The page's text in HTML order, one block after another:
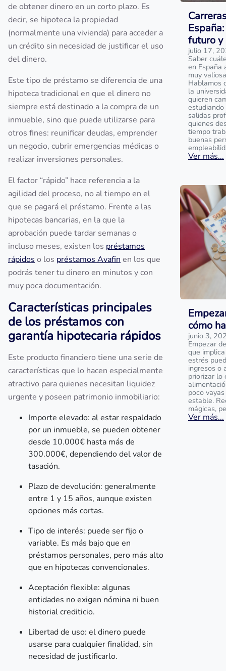
de obtener dinero en un corto plazo. Es
decir, se hipoteca la propiedad
(normalmente una vivienda) para acceder a
un crédito sin necesidad de justificar el uso
del dinero.
Este tipo de préstamo se diferencia de una
hipoteca tradicional en que el dinero no
siempre está destinado a la compra de un
inmueble, sino que puede utilizarse para
otros fines: reunificar deudas, emprender
un negocio, cubrir emergencias médicas o
realizar inversiones personales.
El factor “rápido” hace referencia a la
agilidad del proceso, no al tiempo en el
que se pagará el préstamo. Frente a las
hipotecas bancarias, en la que la
aprobación puede tardar semanas o
incluso meses, existen los préstamos
rápidos o los préstamos Avafin en los que
podrás tener tu dinero en minutos y con
muy poca documentación.
Características principales
de los préstamos con
garantía hipotecaria rápidos
Este producto financiero tiene una serie de
características que lo hacen especialmente
atractivo para quienes necesitan liquidez
urgente y poseen patrimonio inmobiliario:
Importe elevado: al estar respaldado
por un inmueble, se pueden obtener
desde 10.000€ hasta más de
300.000€, dependiendo del valor de
tasación.
Plazo de devolución: generalmente
entre 1 y 15 años, aunque existen
opciones más cortas.
Tipo de interés: puede ser fijo o
variable. Es más bajo que en
préstamos personales, pero más alto
que en hipotecas convencionales.
Aceptación flexible: algunas
entidades no exigen nómina ni buen
historial crediticio.
Libertad de uso: el dinero puede
usarse para cualquier finalidad, sin
necesidad de justificarlo.
futuro
julio 17,
Saber
en España
muy
Hablamos
la
quieren
salidas
quienes
tiempo
buenas
Ver más...
cómo
junio 3,
Empezar
que
estrés
ingresos o
priorizar lo
poco
estable.
mágicas,
Ver más...